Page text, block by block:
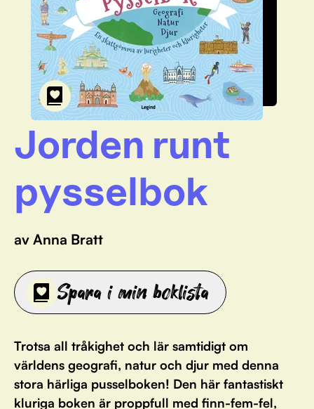
Jorden runt
pysselbok
av Anna Bratt
Spara i min boklista
Trotsa all tråkighet och lär samtidigt om
världens geografi, natur och djur med denna
stora härliga pusselboken! Den här fantastiskt
kluriga boken är proppfull med finn-fem-fel,